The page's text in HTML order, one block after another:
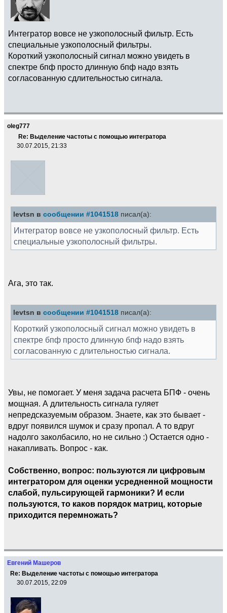
Интегратор вовсе не узкополосный фильтр. Есть
специальные узкополосный фильтры.
Короткий узкополосный сигнал можно увидеть в
спектре бпф просто длинную бпф надо взять
согласованную сдлительностью сигнала.
oleg777
Re: Выделение частоты с помощью интегратора
30.07.2015, 21:33
levtsn в сообщении #1041518 писал(а):
Интегратор вовсе не узкополосный фильтр. Есть
специальные узкополосный фильтры.
Ага, это так.
levtsn в сообщении #1041518 писал(а):
Короткий узкополосный сигнал можно увидеть в
спектре бпф просто длинную бпф надо взять
согласованную с длительностью сигнала.
Увы, не помогает. У меня задача расчета БПФ - очень
мощная. А длительность сигнала гуляет
непредсказуемым образом. Знаете, как это бывает -
вдруг появился шумок и сразу пропал. А то вдруг
надолго заколбасило, но не сильно :) Остается одно -
накапливать. Вопрос - как.
Собственно, вопрос: пользуются ли цифровым
интегратором для оценки усредненной мощности
слабой, пульсирующей гармоники? И если
пользуются, то каков порядок матриц, которые
приходится перемножать?
Евгений Машеров
Re: Выделение частоты с помощью интегратора
30.07.2015, 22:09